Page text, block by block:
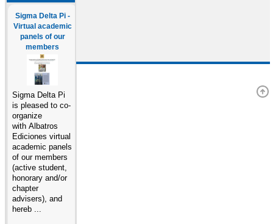
Sigma Delta Pi -
Virtual academic
panels of our
members
Sigma Delta Pi
is pleased to co-
organize
with Albatros
Ediciones virtual
academic panels
of our members
(active student,
honorary and/or
chapter
advisers), and
hereb ...